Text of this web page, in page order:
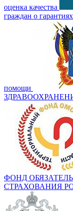
оценка качества
граждан о
помощи
ФОНД
СТРАХОВАНИЯ